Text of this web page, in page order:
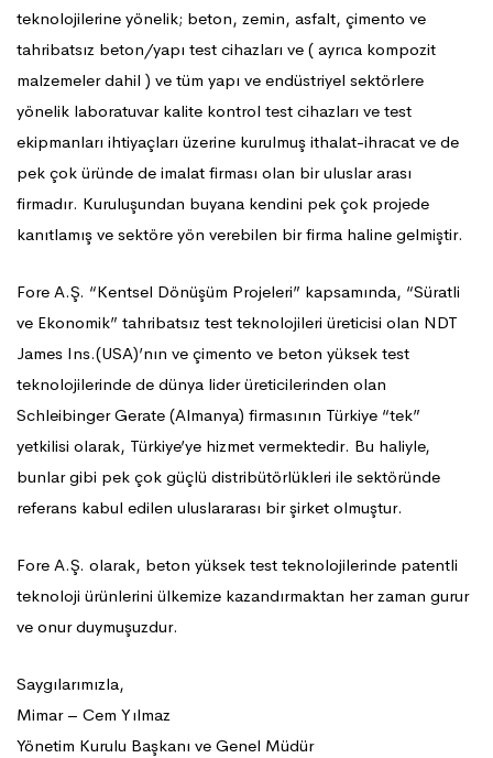
teknolojilerine yönelik; beton, zemin, asfalt, çimento ve
tahribatsız beton/yapı test cihazları ve ( ayrıca kompozit
malzemeler dahil ) ve tüm yapı ve endüstriyel sektörlere
yönelik laboratuvar kalite kontrol test cihazları ve test
ekipmanları ihtiyaçları üzerine kurulmuş ithalat-ihracat ve de
pek çok üründe de imalat firması olan bir uluslar arası
firmadır. Kuruluşundan buyana kendini pek çok projede
kanıtlamış ve sektöre yön verebilen bir firma haline gelmiştir.
Fore A.Ş. “Kentsel Dönüşüm Projeleri” kapsamında, “Süratli
ve Ekonomik” tahribatsız test teknolojileri üreticisi olan NDT
James Ins.(USA)’nın ve çimento ve beton yüksek test
teknolojilerinde de dünya lider üreticilerinden olan
Schleibinger Gerate (Almanya) firmasının Türkiye “tek”
yetkilisi olarak, Türkiye’ye hizmet vermektedir. Bu haliyle,
bunlar gibi pek çok güçlü distribütörlükleri ile sektöründe
referans kabul edilen uluslararası bir şirket olmuştur.
Fore A.Ş. olarak, beton yüksek test teknolojilerinde patentli
teknoloji ürünlerini ülkemize kazandırmaktan her zaman gurur
ve onur duymuşuzdur.
Saygılarımızla,
Mimar – Cem Yılmaz
Yönetim Kurulu Başkanı ve Genel Müdür